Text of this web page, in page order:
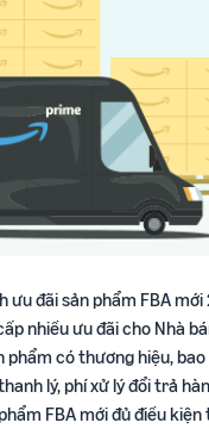
ưu đãi sản phẩm FBA mới
nhiều ưu đãi cho Nhà
phẩm có thương hiệu,
lý, phí xử lý đổi trả
FBA mới đủ điều